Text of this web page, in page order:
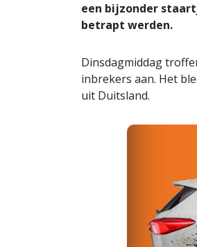
een bijzonder
betrapt werden.
Dinsdagmiddag
inbrekers aan. Het
uit Duitsland.